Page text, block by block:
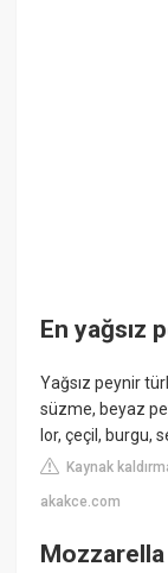
En yağsız
Yağsız peynir
süzme, beyaz
lor, çeçil, burgu,
Kaynak
akakce.com